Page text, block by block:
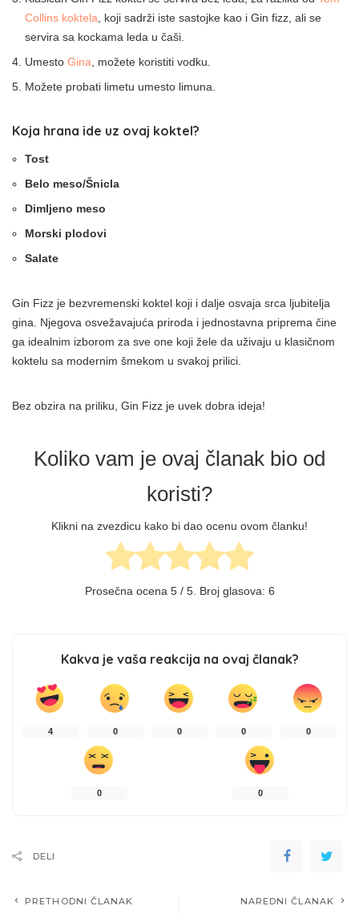
Collins koktela , koji sadrži iste sastojke kao i Gin fizz, ali se
servira sa kockama leda u čaši.
Umesto Gina , možete koristiti vodku.
Možete probati limetu umesto limuna.
Koja hrana ide uz ovaj koktel?
Tost
Belo meso/Šnicla
Dimljeno meso
Morski plodovi
Salate
Gin Fizz je bezvremenski koktel koji i dalje osvaja srca ljubitelja
gina. Njegova osvežavajuća priroda i jednostavna priprema čine
ga idealnim izborom za sve one koji žele da uživaju u klasičnom
koktelu sa modernim šmekom u svakoj prilici.
Bez obzira na priliku, Gin Fizz je uvek dobra ideja!
Koliko vam je ovaj članak bio od
koristi?
Klikni na zvezdicu kako bi dao ocenu ovom članku!
Prosečna ocena 5/ 5. Broj glasova: 6
Kakva je vaša reakcija na ovaj članak?
4 0 0 0 0
0 0
DELI
PRETHODNI ČLANAK NAREDNI ČLANAK